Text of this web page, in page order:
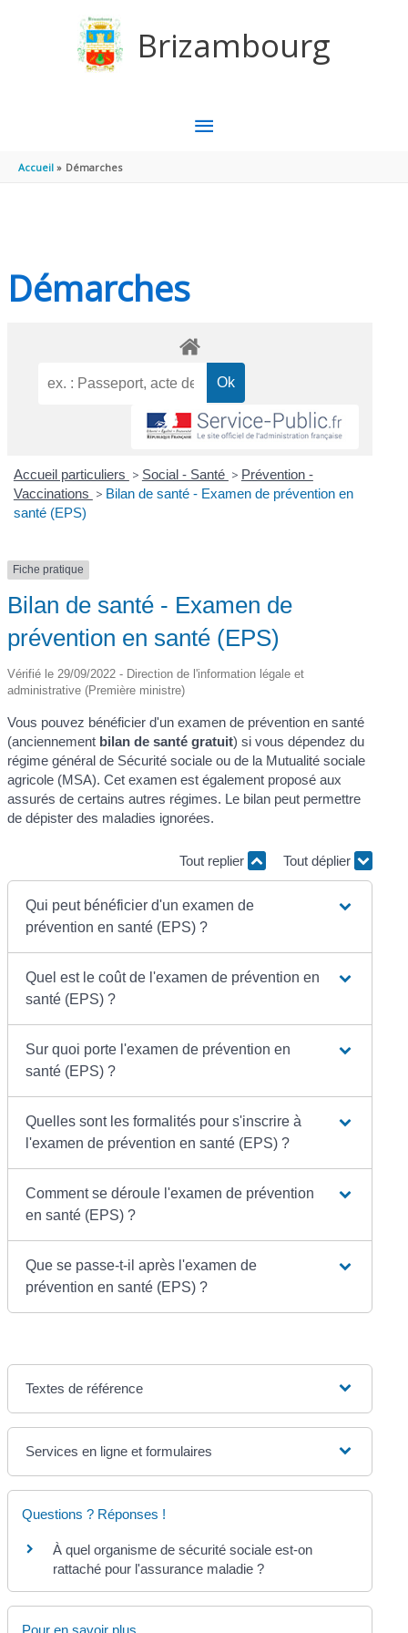
Brizambourg
MENU
Accueil Démarches
Démarches
Accueil particuliers > Social - Santé > Prévention -
Vaccinations > Bilan de santé - Examen de prévention en
santé (EPS)
Fiche pratique
Bilan de santé - Examen de
prévention en santé (EPS)
Vérifié le 29/09/2022 - Direction de l'information légale et
administrative (Première ministre)
Vous pouvez bénéficier d'un examen de prévention en santé
(anciennement bilan de santé gratuit) si vous dépendez du
régime général de Sécurité sociale ou de la Mutualité sociale
agricole (MSA). Cet examen est également proposé aux
assurés de certains autres régimes. Le bilan peut permettre
de dépister des maladies ignorées.
Tout replier Tout déplier
Qui peut bénéficier d'un examen de
prévention en santé (EPS) ?
Quel est le coût de l'examen de prévention en
santé (EPS) ?
Sur quoi porte l'examen de prévention en
santé (EPS) ?
Quelles sont les formalités pour s'inscrire à
l'examen de prévention en santé (EPS) ?
Comment se déroule l'examen de prévention
en santé (EPS) ?
Que se passe-t-il après l'examen de
prévention en santé (EPS) ?
Textes de référence
Services en ligne et formulaires
Questions ? Réponses !
À quel organisme de sécurité sociale est-on
rattaché pour l'assurance maladie ?
Pour en savoir plus